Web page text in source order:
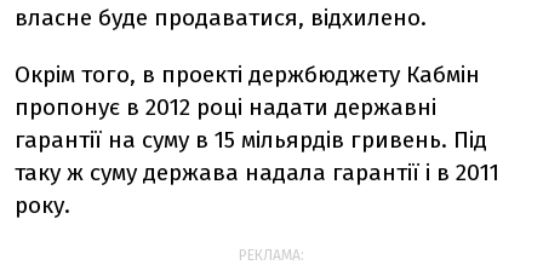
власне буде продаватися, відхилено.
Окрім того, в проекті держбюджету Кабмін
пропонує в 2012 році надати державні
гарантії на суму в 15 мільярдів гривень. Під
таку ж суму держава надала гарантії і в 2011
року.
РЕКЛАМА: